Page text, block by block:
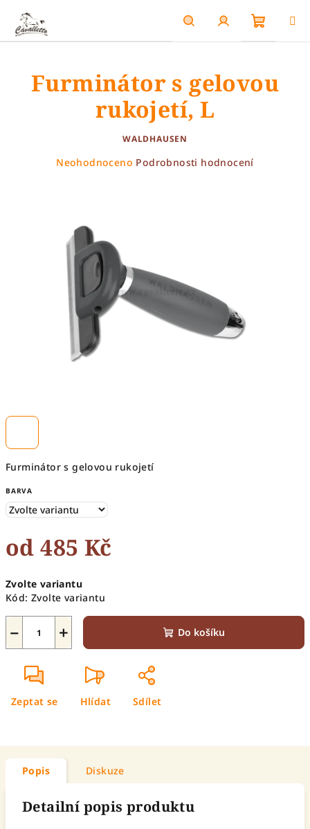
obsah
HledatPřihlášení
košík
Furminátor s gelovou rukojetí
BARVA
od485 Kč
cena:
Zvolte variantu
Kód: Zvolte variantu
+
− Do košíku
Zeptat se Hlídat Sdílet
Furminátor s gelovou
rukojetí, L
WALDHAUSEN
Průměrné
hvězdiček.
Neohodnoceno Podrobnosti hodnocení
Popis Diskuze
Detailní popis produktu